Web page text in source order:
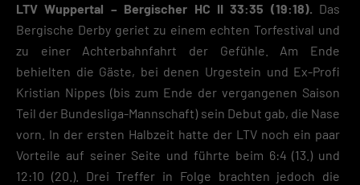
LTV Wuppertal – Bergischer HC II 33:35 (19:18). Das
Bergische Derby geriet zu einem echten Torfestival und
zu einer Achterbahnfahrt der Gefühle. Am Ende
behielten die Gäste, bei denen Urgestein und Ex-Profi
Kristian Nippes (bis zum Ende der vergangenen Saison
Teil der Bundesliga-Mannschaft) sein Debut gab, die Nase
vorn. In der ersten Halbzeit hatte der LTV noch ein paar
Vorteile auf seiner Seite und führte beim 6:4 (13.) und
12:10 (20.). Drei Treffer in Folge brachten jedoch die
Zustimmung zur Cookie-Verwendung unser Angebot nicht nutzen
Wenn du unter 16 Jahre alt bist und deine Zustimmung zu freiwilligen
Diensten geben möchtest, musst du deine Erziehungsberechtigten um
Erlaubnis bitten.
Hier finden Sie eine Übersicht über alle verwendeten Cookies. Sie
Ihre Einwilligung zu ganzen Kategorien geben oder sich weitere
Informationen anzeigen lassen und so nur bestimmte Cookies
auswählen.
Speichern